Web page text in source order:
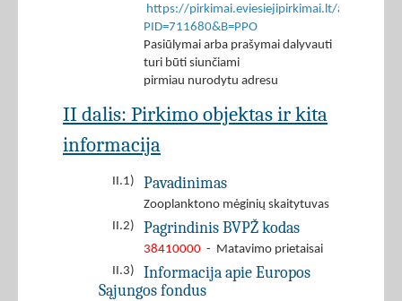
https://pirkimai.eviesiejipirkimai.lt/app/rfq/
PID=711680&B=PPO
Pasiūlymai arba prašymai dalyvauti
turi būti siunčiami
pirmiau nurodytu adresu
II dalis: Pirkimo objektas ir kita
informacija
II.1) Pavadinimas
Zooplanktono mėginių skaitytuvas
II.2)
Pagrindinis BVPŽ kodas
38410000 - Matavimo prietaisai
II.3)
Informacija apie Europos
Sąjungos fondus